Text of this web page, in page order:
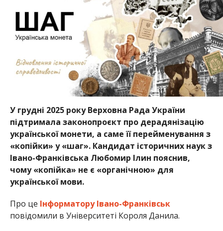
У грудні 2025 року Верховна Рада України
підтримала законопроєкт про дерадянізацію
української монети, а саме її перейменування з
«копійки» у «шаг». Кандидат історичних наук з
Івано-Франківська Любомир Ілин пояснив,
чому «копійка» не є «органічною» для
української мови.
Про це Інформатору Івано-Франківськ
повідомили в Університеті Короля Данила.